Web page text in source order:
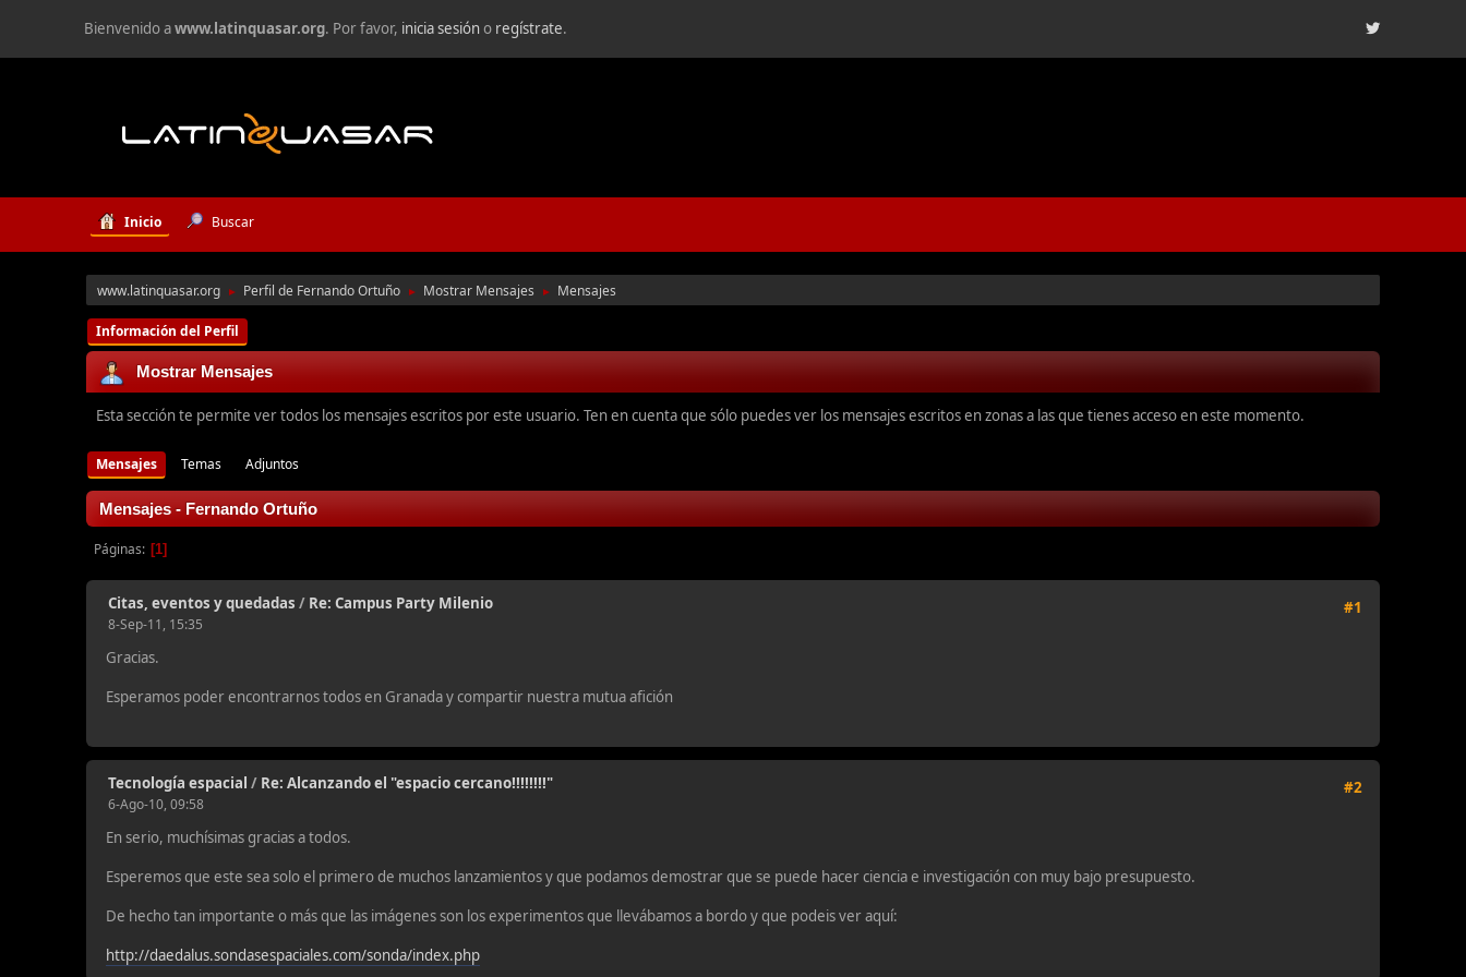
Bienvenido awww.latinquasar.org. Por favor, inicia sesióno regístrate.
Inicio Buscar
www.latinquasar.org ► Perfil de Fernando Ortuño ► Mostrar Mensajes ► Mensajes
Información del Perfil
Mostrar Mensajes
Esta sección te permite ver todos los mensajes escritos por este usuario. Ten en cuenta que sólo puedes ver los mensajes escritos en zonas a las que tienes acceso en este momento.
Mensajes Temas Adjuntos
Mensajes - Fernando Ortuño
Páginas 1
#1
Citas, eventos y quedadas / Re: Campus Party Milenio
8-Sep-11, 15:35
Gracias.
Esperamos poder encontrarnos todos en Granada y compartir nuestra mutua afición
#2
Tecnología espacial / Re: Alcanzando el "espacio cercano!!!!!!!!"
6-Ago-10, 09:58
En serio, muchísimas gracias a todos.
Esperemos que este sea solo el primero de muchos lanzamientos y que podamos demostrar que se puede hacer ciencia e investigación con muy bajo presupuesto.
De hecho tan importante o más que las imágenes son los experimentos que llevábamos a bordo y que podeis ver aquí:
http://daedalus.sondasespaciales.com/sonda/index.php